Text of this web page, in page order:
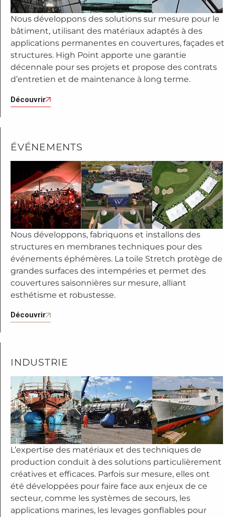
Nous développons des solutions sur mesure pour le
bâtiment, utilisant des matériaux adaptés à des
applications permanentes en couvertures, façades et
structures. High Point apporte une garantie
décennale pour ses projets et propose des contrats
d’entretien et de maintenance à long terme.
Découvrir
ÉVÉNEMENTS
Nous développons, fabriquons et installons des
structures en membranes techniques pour des
événements éphémères. La toile Stretch protège de
grandes surfaces des intempéries et permet des
couvertures saisonnières sur mesure, alliant
esthétisme et robustesse.
Découvrir
INDUSTRIE
L’expertise des matériaux et des techniques de
production conduit à des solutions particulièrement
créatives et efficaces. Parfois sur mesure, elles ont
été développées pour faire face aux enjeux de ce
secteur, comme les systèmes de secours, les
applications marines, les levages gonflables pour